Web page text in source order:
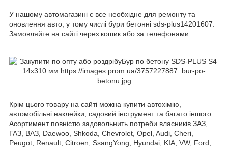
У нашому автомагазині є все необхідне для ремонту та
оновлення авто, у тому числі бури бетонні sds-plus14201607.
Замовляйте на сайті через кошик або за телефонами:
Крім цього товару на сайті можна купити автохімію,
автомобільні наклейки, садовий інструмент та багато іншого.
Асортимент повністю задовольнить потреби власників ЗАЗ,
ГАЗ, ВАЗ, Daewoo, Shkoda, Chevrolet, Opel, Audi, Cheri,
Peugot, Renault, Citroen, SsangYong, Hyundai, KIA, VW, Ford,